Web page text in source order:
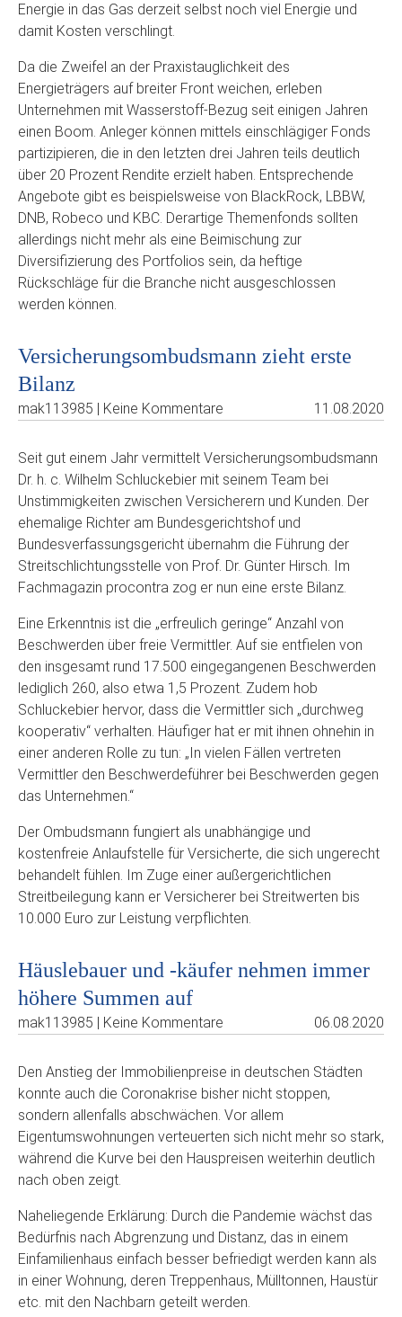
Energie in das Gas derzeit selbst noch viel Energie und
damit Kosten verschlingt.
Da die Zweifel an der Praxistauglichkeit des
Energieträgers auf breiter Front weichen, erleben
Unternehmen mit Wasserstoff-Bezug seit einigen Jahren
einen Boom. Anleger können mittels einschlägiger Fonds
partizipieren, die in den letzten drei Jahren teils deutlich
über 20 Prozent Rendite erzielt haben. Entsprechende
Angebote gibt es beispielsweise von BlackRock, LBBW,
DNB, Robeco und KBC. Derartige Themenfonds sollten
allerdings nicht mehr als eine Beimischung zur
Diversifizierung des Portfolios sein, da heftige
Rückschläge für die Branche nicht ausgeschlossen
werden können.
Versicherungsombudsmann zieht erste
Bilanz
mak113985 | Keine Kommentare 11.08.2020
Seit gut einem Jahr vermittelt Versicherungsombudsmann
Dr. h. c. Wilhelm Schluckebier mit seinem Team bei
Unstimmigkeiten zwischen Versicherern und Kunden. Der
ehemalige Richter am Bundesgerichtshof und
Bundesverfassungsgericht übernahm die Führung der
Streitschlichtungsstelle von Prof. Dr. Günter Hirsch. Im
Fachmagazin procontra zog er nun eine erste Bilanz.
Eine Erkenntnis ist die „erfreulich geringe“ Anzahl von
Beschwerden über freie Vermittler. Auf sie entfielen von
den insgesamt rund 17.500 eingegangenen Beschwerden
lediglich 260, also etwa 1,5 Prozent. Zudem hob
Schluckebier hervor, dass die Vermittler sich „durchweg
kooperativ“ verhalten. Häufiger hat er mit ihnen ohnehin in
einer anderen Rolle zu tun: „In vielen Fällen vertreten
Vermittler den Beschwerdeführer bei Beschwerden gegen
das Unternehmen.“
Der Ombudsmann fungiert als unabhängige und
kostenfreie Anlaufstelle für Versicherte, die sich ungerecht
behandelt fühlen. Im Zuge einer außergerichtlichen
Streitbeilegung kann er Versicherer bei Streitwerten bis
10.000 Euro zur Leistung verpflichten.
Häuslebauer und -käufer nehmen immer
höhere Summen auf
mak113985 | Keine Kommentare 06.08.2020
Den Anstieg der Immobilienpreise in deutschen Städten
konnte auch die Coronakrise bisher nicht stoppen,
sondern allenfalls abschwächen. Vor allem
Eigentumswohnungen verteuerten sich nicht mehr so stark,
während die Kurve bei den Hauspreisen weiterhin deutlich
nach oben zeigt.
Naheliegende Erklärung: Durch die Pandemie wächst das
Bedürfnis nach Abgrenzung und Distanz, das in einem
Einfamilienhaus einfach besser befriedigt werden kann als
in einer Wohnung, deren Treppenhaus, Mülltonnen, Haustür
etc. mit den Nachbarn geteilt werden.